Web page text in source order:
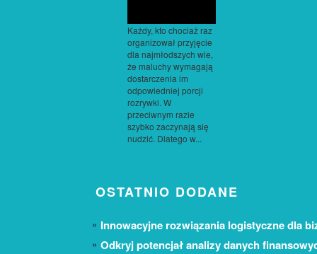
Każdy, kto chociaż raz
organizował przyjęcie
dla najmłodszych wie,
że maluchy wymagają
dostarczenia im
odpowiedniej porcji
rozrywki. W
przeciwnym razie
szybko zaczynają się
nudzić. Dlatego w...
OSTATNIO DODANE
Innowacyjne rozwiązania logistyczne dla
Odkryj potencjał analizy danych